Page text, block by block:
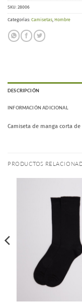
SKU: 28006
Categorías: Camisetas Hombre
DESCRIPCIÓN
INFORMACIÓN ADICIONAL
Camiseta de manga corta
PRODUCTOS